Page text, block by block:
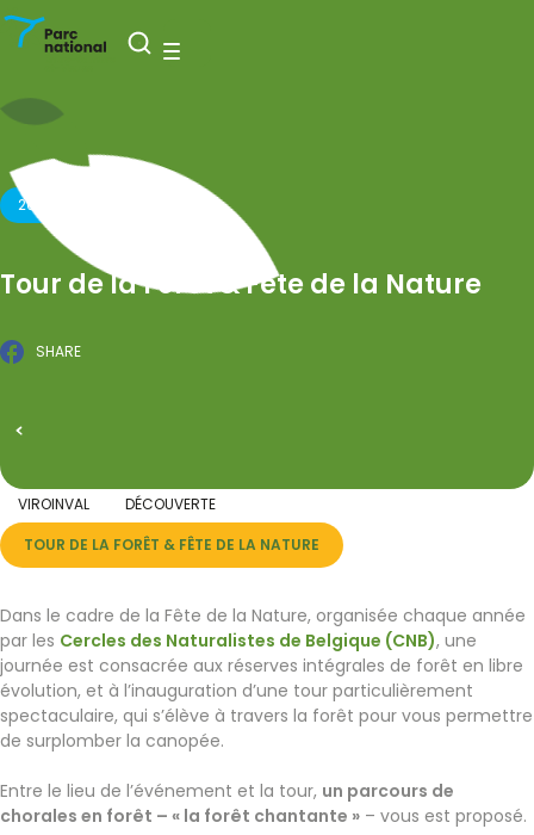
National Park Entre-Sambre-et-Meuse
Open search
20 SEPTEMBER 2026
Tour de la Forêt & Fête de la Nature
SHARE
Facebook
All events
VIROINVAL
DÉCOUVERTE
TOUR DE LA FORÊT & FÊTE DE LA NATURE
Dans le cadre de la Fête de la Nature, organisée chaque année
par les Cercles des Naturalistes de Belgique (CNB), une
journée est consacrée aux réserves intégrales de forêt en libre
évolution, et à l’inauguration d’une tour particulièrement
spectaculaire, qui s’élève à travers la forêt pour vous permettre
de surplomber la canopée.
Entre le lieu de l’événement et la tour, un parcours de
chorales en forêt – « la forêt chantante » – vous est proposé.